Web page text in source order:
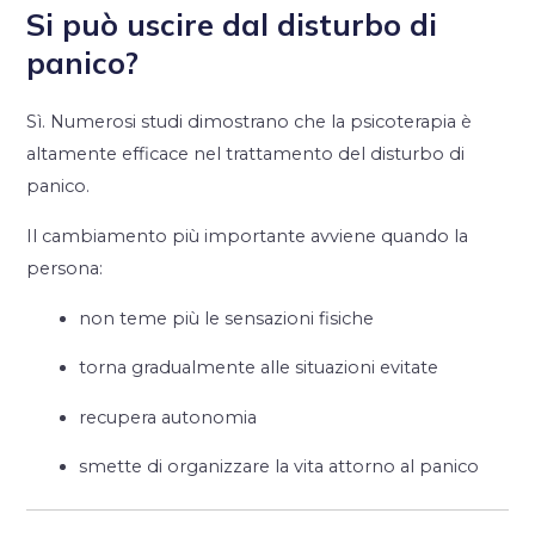
Si può uscire dal disturbo di
panico?
Sì. Numerosi studi dimostrano che la psicoterapia è
altamente efficace nel trattamento del disturbo di
panico.
Il cambiamento più importante avviene quando la
persona:
non teme più le sensazioni fisiche
torna gradualmente alle situazioni evitate
recupera autonomia
smette di organizzare la vita attorno al panico